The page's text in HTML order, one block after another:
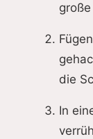
die
In